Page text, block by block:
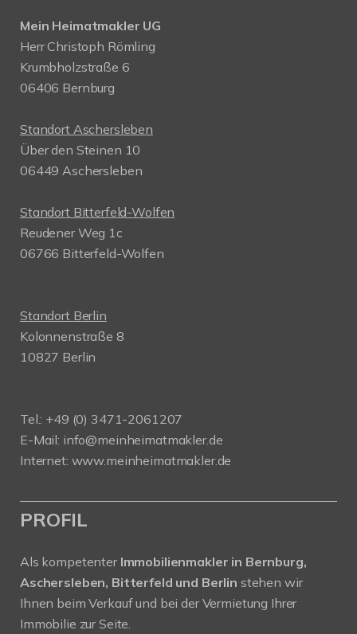
Mein Heimatmakler UG
Herr Christoph Römling
Krumbholzstraße 6
06406 Bernburg
Standort Aschersleben
Über den Steinen 10
06449 Aschersleben
Standort Bitterfeld-Wolfen
Reudener Weg 1c
06766 Bitterfeld-Wolfen
Standort Berlin
Kolonnenstraße 8
10827 Berlin
Tel.: +49 (0) 3471-2061207
E-Mail: info@meinheimatmakler.de
Internet: www.meinheimatmakler.de
PROFIL
Als kompetenter Immobilienmakler in Bernburg,
Aschersleben, Bitterfeld und Berlin stehen wir
Ihnen beim Verkauf und bei der Vermietung Ihrer
Immobilie zur Seite.